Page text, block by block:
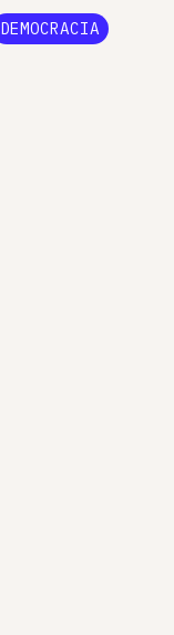
DEMOCRACIA